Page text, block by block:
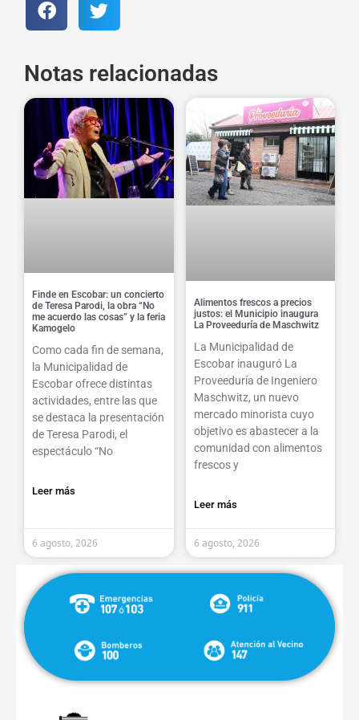
Notas relacionadas
Finde en Escobar: un concierto
de Teresa Parodi, la obra “No
me acuerdo las cosas” y la feria
Kamogelo
Como cada fin de semana,
la Municipalidad de
Escobar ofrece distintas
actividades, entre las que
se destaca la presentación
de Teresa Parodi, el
espectáculo “No
Leer más
6 agosto, 2026
Alimentos frescos a precios
justos: el Municipio inaugura
La Proveeduría de Maschwitz
La Municipalidad de
Escobar inauguró La
Proveeduría de Ingeniero
Maschwitz, un nuevo
mercado minorista cuyo
objetivo es abastecer a la
comunidad con alimentos
frescos y
Leer más
6 agosto, 2026